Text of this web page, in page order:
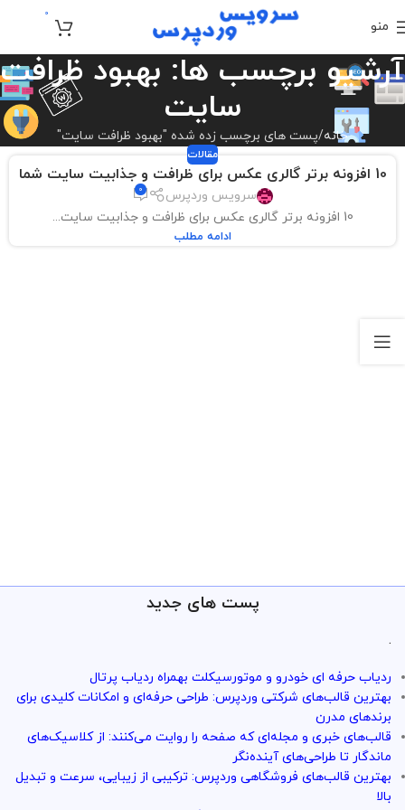
منو
0
آرشیو برچسب ها: بهبود ظرافت
سایت
خانه پست های برچسب زده شده "بهبود ظرافت سایت"
مقالات
10 افزونه برتر گالری عکس برای ظرافت و جذابیت سایت شما
سرویس وردپرس 0
10 افزونه برتر گالری عکس برای ظرافت و جذابیت سایت...
ادامه مطلب
پست های جدید
.
ردیاب حرفه ای خودرو و موتورسیکلت بهمراه ردیاب پرتال
بهترین قالب‌های شرکتی وردپرس: طراحی حرفه‌ای و امکانات کلیدی برای
برندهای مدرن
قالب‌های خبری و مجله‌ای که صفحه را روایت می‌کنند: از کلاسیک‌های
ماندگار تا طراحی‌های آینده‌نگر
بهترین قالب‌های فروشگاهی وردپرس: ترکیبی از زیبایی، سرعت و تبدیل
بالا